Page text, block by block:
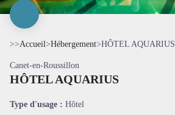
>>Accueil>Hébergement>HÔTEL AQUARIUS
Canet-en-Roussillon
HÔTEL AQUARIUS
Type d'usage : Hôtel